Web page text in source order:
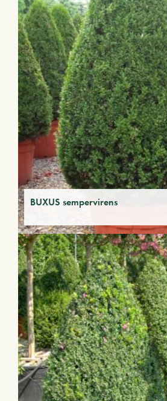
BUXUS sempervirens